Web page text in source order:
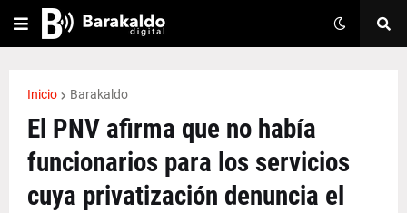
Inicio Barakaldo
El PNV afirma que no había
funcionarios para los servicios
cuya privatización denuncia el